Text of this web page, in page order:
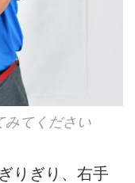
みてください
りぎり、右手